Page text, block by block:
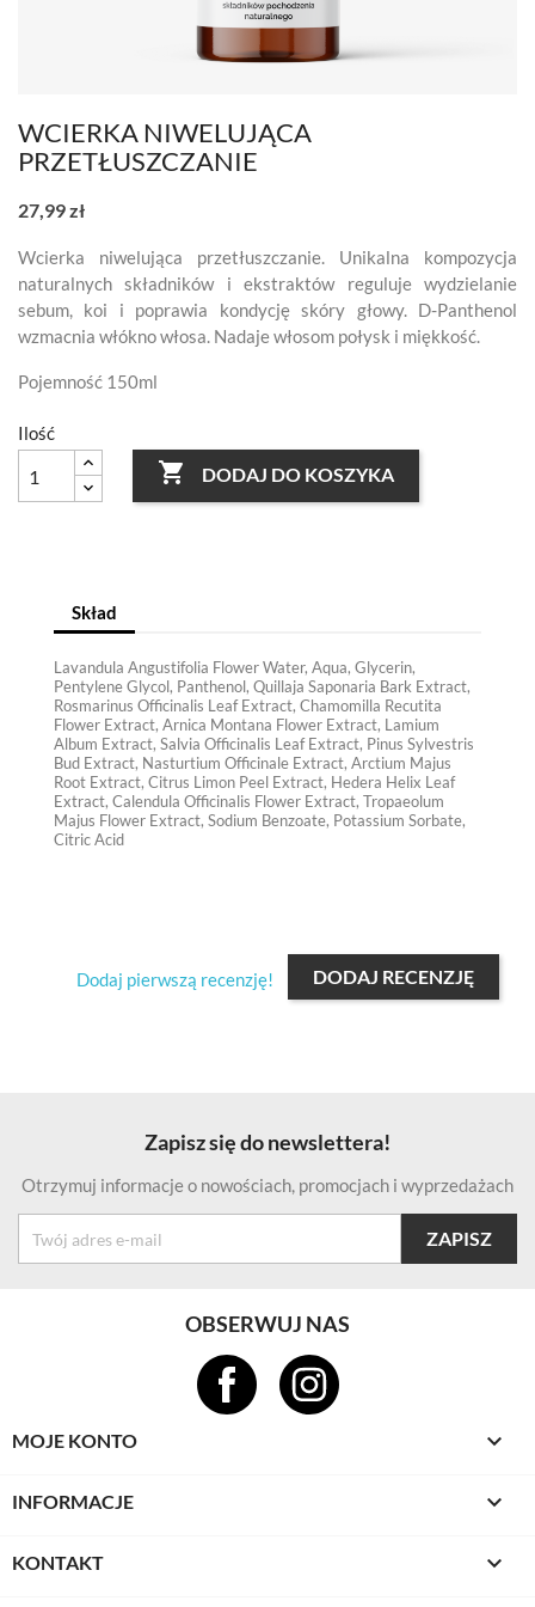
WCIERKA NIWELUJĄCA
PRZETŁUSZCZANIE
27,99 zł
Wcierka niwelująca przetłuszczanie. Unikalna kompozycja
naturalnych składników i ekstraktów reguluje wydzielanie
sebum, koi i poprawia kondycję skóry głowy. D-Panthenol
wzmacnia włókno włosa. Nadaje włosom połysk i miękkość.
Pojemność 150ml
Ilość
 DODAJ DO KOSZYKA
Skład
Lavandula Angustifolia Flower Water, Aqua, Glycerin,
Pentylene Glycol, Panthenol, Quillaja Saponaria Bark Extract,
Rosmarinus Officinalis Leaf Extract, Chamomilla Recutita
Flower Extract, Arnica Montana Flower Extract, Lamium
Album Extract, Salvia Officinalis Leaf Extract, Pinus Sylvestris
Bud Extract, Nasturtium Officinale Extract, Arctium Majus
Root Extract, Citrus Limon Peel Extract, Hedera Helix Leaf
Extract, Calendula Officinalis Flower Extract, Tropaeolum
Majus Flower Extract, Sodium Benzoate, Potassium Sorbate,
Citric Acid
DODAJ RECENZJĘ
Dodaj pierwszą recenzję!
Zapisz się do newslettera!
Otrzymuj informacje o nowościach, promocjach i wyprzedażach
OBSERWUJ NAS
MOJE KONTO 
INFORMACJE 
KONTAKT 